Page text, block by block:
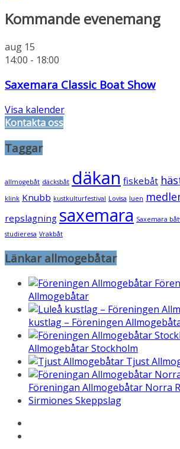
Kommande evenemang
aug 15
14:00 - 18:00
Saxemara Classic Boat Show
Visa kalender
Kontakta oss
Taggar
allmogebåt däcksbåt däkan fiskebåt
klink Knubb kustkulturfestival Lovisa luen
repslagning saxemara Saxemara
studieresa Vrakbåt
Länkar allmogebåtar
Allmogebåtar
kustlag – Föreningen
Allmogebåtar Stockholm
Tjust
Föreningan Allmogebåtar Norra
Sirmiones Skeppslag